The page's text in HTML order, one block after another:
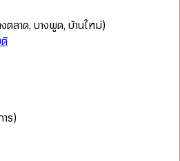
ตลาด, บางพูด, บ้านใหม่)
ร)